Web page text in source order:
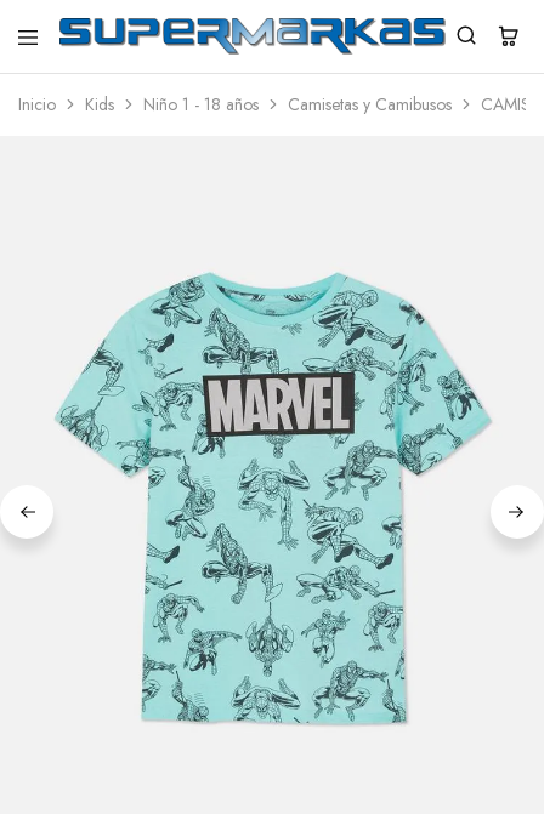
SuperMarkas
Ropa
con
Inicio Kids Niño 1 - 18 años Camisetas y Camibusos